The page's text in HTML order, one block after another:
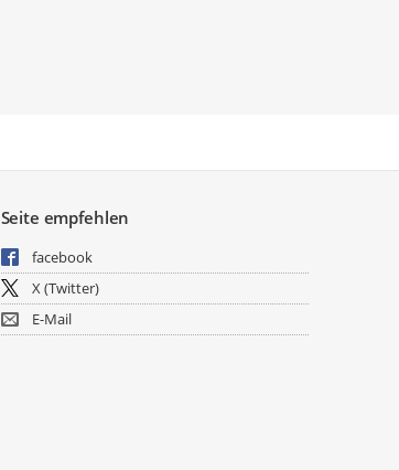
Seite empfehlen
facebook
X (Twitter)
E-Mail